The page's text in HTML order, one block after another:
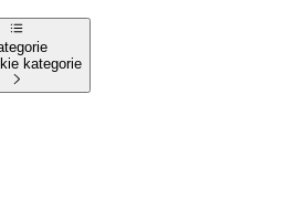
kategorie